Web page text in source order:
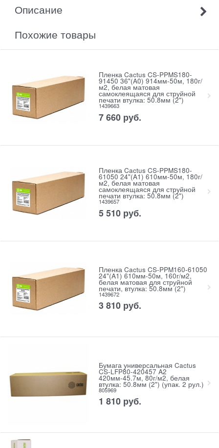
Описание
Похожие товары
Пленка Cactus CS-PPMS180-
91450 36"(A0) 914мм-50м, 180г/
м2, белая матовая
самоклеящаяся для струйной
печати втулка: 50.8мм (2")
1439663
7 660 руб.
Пленка Cactus CS-PPMS180-
61050 24"(A1) 610мм-50м, 180г/
м2, белая матовая
самоклеящаяся для струйной
печати втулка: 50.8мм (2")
1439657
5 510 руб.
Пленка Cactus CS-PPM160-61050
24"(A1) 610мм-50м, 160г/м2,
белая матовая для струйной
печати, втулка: 50.8мм (2")
1439672
3 810 руб.
Бумага универсальная Cactus
CS-LFP80-420457 A2
420мм-45.7м, 80г/м2, белая
втулка: 50.8мм (2") (упак. 2 рул.)
805969
1 810 руб.